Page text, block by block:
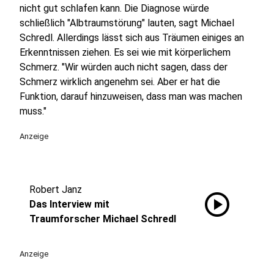
nicht gut schlafen kann. Die Diagnose würde
schließlich "Albtraumstörung" lauten, sagt Michael
Schredl. Allerdings lässt sich aus Träumen einiges an
Erkenntnissen ziehen. Es sei wie mit körperlichem
Schmerz. "Wir würden auch nicht sagen, dass der
Schmerz wirklich angenehm sei. Aber er hat die
Funktion, darauf hinzuweisen, dass man was machen
muss."
Anzeige
Robert Janz
Das Interview mit
Traumforscher Michael Schredl
play_circle
Anzeige